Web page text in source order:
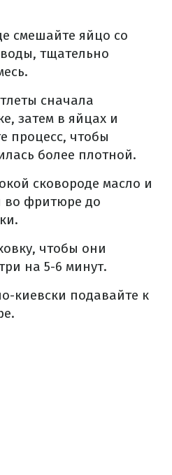
смешайте яйцо со
тщательно
сначала
затем в яйцах и
процесс, чтобы
более плотной.
сковороде масло и
во фритюре до
чтобы они
на 5-6 минут.
киевски подавайте к